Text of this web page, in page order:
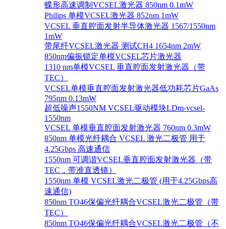
蝶形高速调制VCSEL激光器 850nm 0.1mW
Philips 单模VCSEL激光器 852nm 1mW
VCSEL 垂直腔面发射半导体激光器 1567/1550nm
1mW
带尾纤VCSEL激光器 测试CH4 1654nm 2mW
850nm偏振锁定单模VCSEL芯片激光器
1310 nm单模VCSEL 垂直腔面发射激光器（带
TEC）
VCSEL单模垂直腔面发射激光器低功耗芯片GaAs
795nm 0.13mW
超低噪声1550NM VCSEL驱动模块LDm-vcsel-
1550nm
VCSEL 单模垂直腔面发射激光器 760nm 0.3mW
850nm 单模光纤耦合 VCSEL 激光二极管 用于
4.25Gbps 高速通信
1550nm 可调谐VCSEL垂直腔面发射激光器（带
TEC，带准直透镜）
1550nm 单模 VCSEL激光二极管 (用于4.25Gbps高
速通信)
850nm TO46保偏光纤耦合VCSEL激光二极管（带
TEC）
850nm TO46保偏光纤耦合VCSEL激光二极管（不